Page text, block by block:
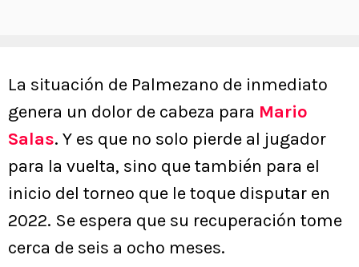
La situación de Palmezano de inmediato
genera un dolor de cabeza para Mario
Salas. Y es que no solo pierde al jugador
para la vuelta, sino que también para el
inicio del torneo que le toque disputar en
2022. Se espera que su recuperación tome
cerca de seis a ocho meses.